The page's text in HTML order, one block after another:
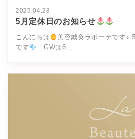
2025.04.28
5月定休日のお知らせ
こんにちは
美容鍼灸ラボーテです♪
です
GWは6…